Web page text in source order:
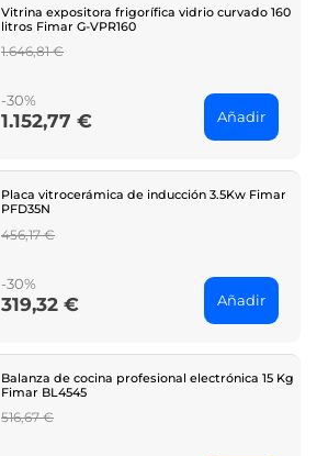
Vitrina expositora frigorífica vidrio curvado 160
litros Fimar G-VPR160
Regular
1.646,81 €
-30%
Price
1.152,77 € Añadir
Placa vitrocerámica de inducción 3.5Kw Fimar
PFD35N
Regular
456,17 €
-30%
Price
319,32 € Añadir
Balanza de cocina profesional electrónica 15 Kg
Fimar BL4545
Regular
516,67 €